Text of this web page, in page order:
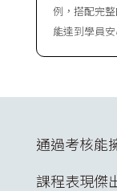
例，搭配完
能達到學員
通過考核能
課程表現傑